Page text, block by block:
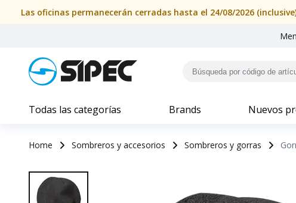
Las oficinas permanecerán cerradas hasta el 24/08/2026
Todas las categorías Brands Nuevos
Home Sombreros y accesorios Sombreros y gorras